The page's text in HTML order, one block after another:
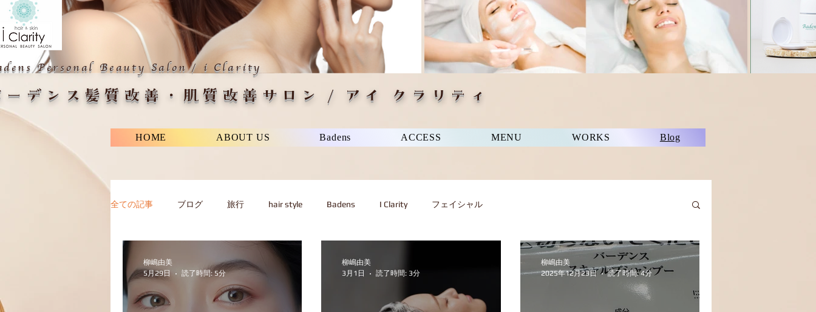
Personal Beauty Salon​/i Clarity
ーデンス髪質改善・肌質改善サロン / アイ クラリティ
全ての記事 ブログ 旅行 hair style Badens I Clarity フェイシャル
柳嶋由美
5月29日
読了時間: 5分
柳嶋由美
3月1日
読了時間: 3分
柳嶋由美
2025年12月23日
読了時間: 4分
HOME ABOUT US Badens ACCESS MENU WORKS Blog